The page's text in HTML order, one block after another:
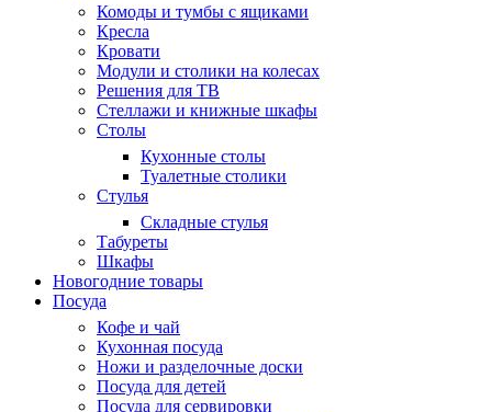
Комоды и тумбы с ящиками
Кресла
Кровати
Модули и столики на колесах
Решения для ТВ
Стеллажи и книжные шкафы
Столы
Кухонные столы
Туалетные столики
Стулья
Складные стулья
Табуреты
Шкафы
Новогодние товары
Посуда
Кофе и чай
Кухонная посуда
Ножи и разделочные доски
Посуда для детей
Посуда для сервировки